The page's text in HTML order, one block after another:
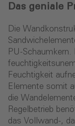
Das geniale
Die
PU-
Feuchtigkeit
Elemente somit
die
Regelbetrieb
das Vollwand-,